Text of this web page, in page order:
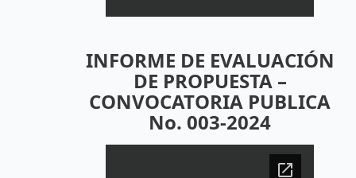
INFORME DE EVALUACIÓN
DE PROPUESTA –
CONVOCATORIA PUBLICA
No. 003-2024